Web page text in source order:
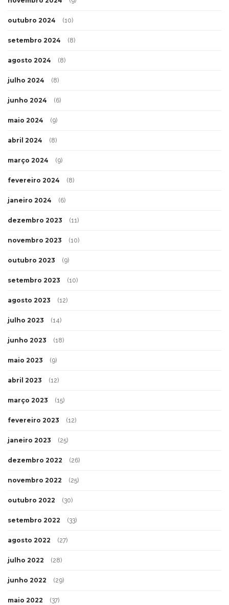
outubro 2024 (10)
setembro 2024 (8)
agosto 2024 (8)
julho 2024 (8)
junho 2024 (6)
maio 2024 (9)
abril 2024 (8)
março 2024 (9)
fevereiro 2024 (8)
janeiro 2024 (6)
dezembro 2023 (11)
novembro 2023 (10)
outubro 2023 (9)
setembro 2023 (10)
agosto 2023 (12)
julho 2023 (14)
junho 2023 (18)
maio 2023 (9)
abril 2023 (12)
março 2023 (15)
fevereiro 2023 (12)
janeiro 2023 (25)
dezembro 2022 (26)
novembro 2022 (25)
outubro 2022 (30)
setembro 2022 (33)
agosto 2022 (27)
julho 2022 (28)
junho 2022 (29)
maio 2022 (37)